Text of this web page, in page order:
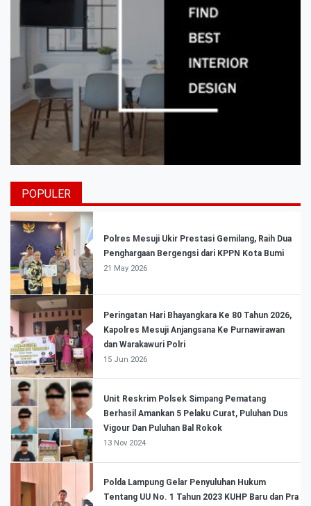
POPULER
Polres Mesuji Ukir Prestasi Gemilang, Raih Dua
Penghargaan Bergengsi dari KPPN Kota Bumi
21 May 2026
Peringatan Hari Bhayangkara Ke 80 Tahun 2026,
Kapolres Mesuji Anjangsana Ke Purnawirawan
dan Warakawuri Polri
15 Jun 2026
Unit Reskrim Polsek Simpang Pematang
Berhasil Amankan 5 Pelaku Curat, Puluhan Dus
Vigour Dan Puluhan Bal Rokok
13 Nov 2024
Polda Lampung Gelar Penyuluhan Hukum
Tentang UU No. 1 Tahun 2023 KUHP Baru dan Pra